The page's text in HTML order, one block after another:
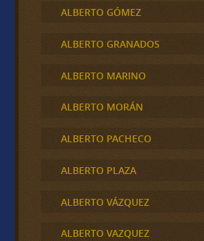
ALBERTO GÓMEZ
ALBERTO GRANADOS
ALBERTO MARINO
ALBERTO MORÁN
ALBERTO PACHECO
ALBERTO PLAZA
ALBERTO VÁZQUEZ
ALBERTO VAZQUEZ